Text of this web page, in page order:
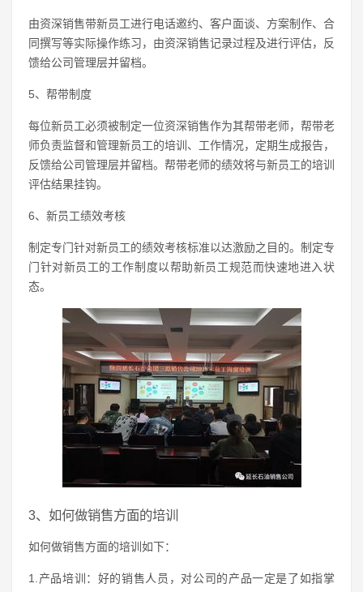
由资深销售带新员工进行电话邀约、客户面谈、方案制作、合
同撰写等实际操作练习，由资深销售记录过程及进行评估，反
馈给公司管理层并留档。
5、帮带制度
每位新员工必须被制定一位资深销售作为其帮带老师，帮带老
师负责监督和管理新员工的培训、工作情况，定期生成报告，
反馈给公司管理层并留档。帮带老师的绩效将与新员工的培训
评估结果挂钩。
6、新员工绩效考核
制定专门针对新员工的绩效考核标准以达激励之目的。制定专
门针对新员工的工作制度以帮助新员工规范而快速地进入状
态。
3、如何做销售方面的培训
如何做销售方面的培训如下：
1.产品培训：好的销售人员，对公司的产品一定是了如指掌